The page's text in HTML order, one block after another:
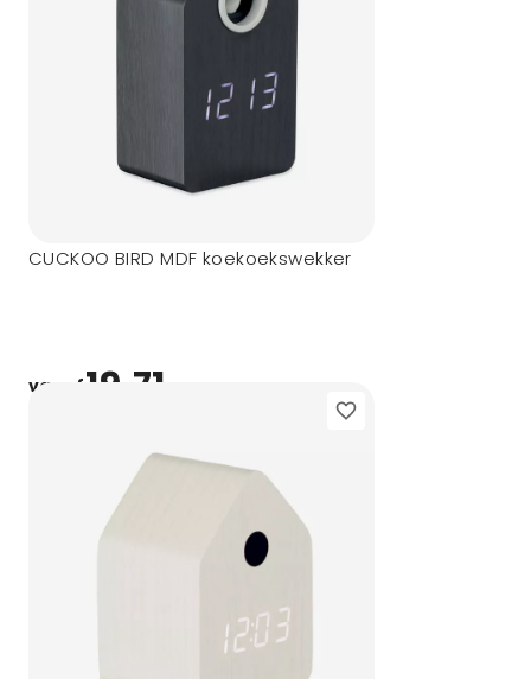
CUCKOO BIRD MDF koekoekswekker
vanaf19,71